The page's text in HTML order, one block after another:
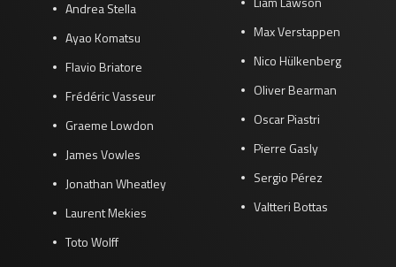
Andrea Stella
Ayao Komatsu
Flavio Briatore
Frédéric Vasseur
Graeme Lowdon
James Vowles
Jonathan Wheatley
Laurent Mekies
Toto Wolff
Max Verstappen
Nico Hülkenberg
Oliver Bearman
Oscar Piastri
Pierre Gasly
Sergio Pérez
Valtteri Bottas